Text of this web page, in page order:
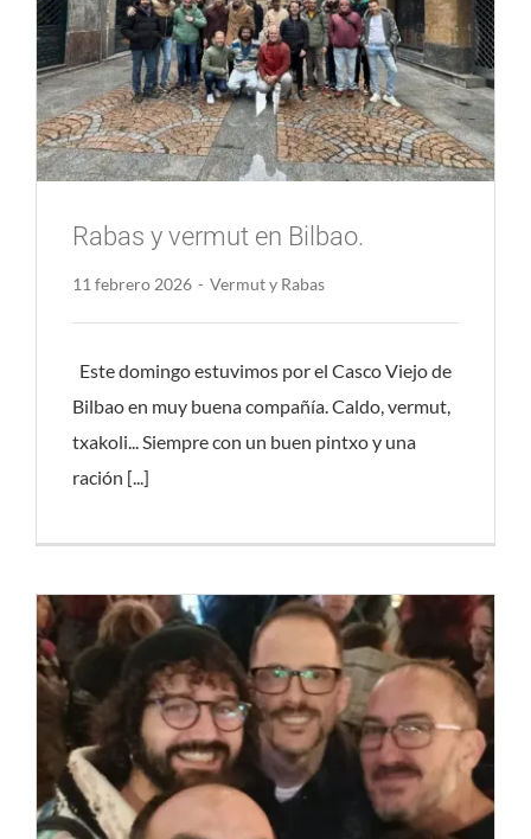
Rabas y vermut en Bilbao.
11 febrero 2026 - Vermut y Rabas
Este domingo estuvimos por el Casco Viejo de
Bilbao en muy buena compañía. Caldo, vermut,
txakoli... Siempre con un buen pintxo y una
ración [...]